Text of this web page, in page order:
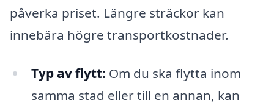
påverka priset. Längre sträckor kan
innebära högre transportkostnader.
Typ av flytt: Om du ska flytta inom
samma stad eller till en annan, kan